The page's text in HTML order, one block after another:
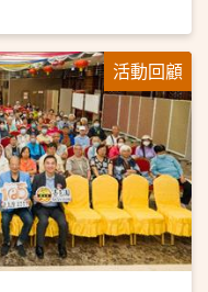
活動回顧